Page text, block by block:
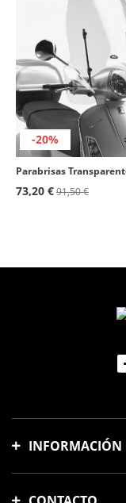
-20%
73,20 €91,50 €
INFORMACIÓN